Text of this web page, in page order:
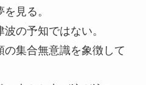
見る。
の予知ではない。
集合無意識を象徴して